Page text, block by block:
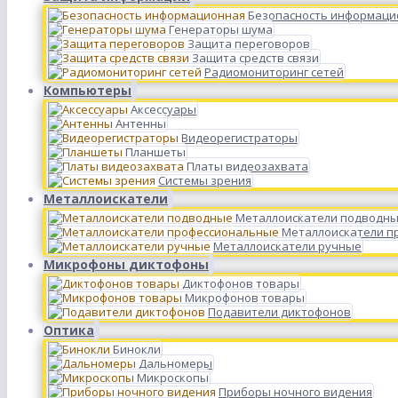
Безопасность
Генераторы шума
Защита переговоров
Защита средств связи
Радиомониторинг сетей
Компьютеры
Аксессуары
Антенны
Видеорегистраторы
Планшеты
Платы видеозахвата
Системы зрения
Металлоискатели
Металлоискатели
Металлоискатели
Металлоискатели ручные
Микрофоны диктофоны
Диктофонов товары
Микрофонов товары
Подавители диктофонов
Оптика
Бинокли
Дальномеры
Микроскопы
Приборы ночного видения